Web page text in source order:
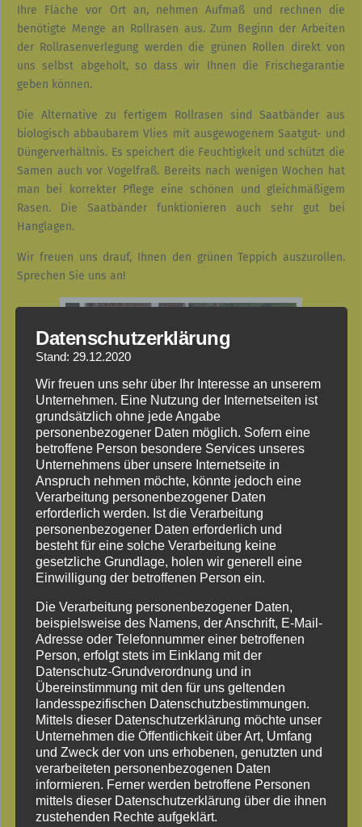
Ihre Fläche vor Ort an, nehmen Aufmaß und rechnen die
benötigte Menge an Rollrasen aus. Zum Beginn der Arbeiten
der Rollrasenverlegung werden die grünen Rollen direkt von
uns selbst abgeholt, so dass wir Ihnen die Frischegarantie
geben können.
Die Alternative zu fertigem Rollrasen sind Saatbänder aus
biologisch abbaubarem Vlies mit ausgewogenem Saatgut- und
Düngerverhältnis. Es speichert die Feuchtigkeit und schützt die
Samen auch vor Vogelfraß. Bereits nach wenigen Wochen hat
man bei korrekter Pflege eine schönen und gleichmäßigem
Rasen. Die Saatbänder funktionieren auch sehr gut bei
Hanglagen.
Wir freuen uns drauf, Ihnen den grünen Teppich auszurollen.
Sprechen Sie uns an!
Grünflächen mit Rollrasen
Blumenwiese aus Rollsaatband
Datenschutzerklärung
Stand: 29.12.2020
Wir freuen uns sehr über Ihr Interesse an unserem
Unternehmen. Eine Nutzung der Internetseiten ist
grundsätzlich ohne jede Angabe
personenbezogener Daten möglich. Sofern eine
betroffene Person besondere Services unseres
Unternehmens über unsere Internetseite in
Anspruch nehmen möchte, könnte jedoch eine
Verarbeitung personenbezogener Daten
erforderlich werden. Ist die Verarbeitung
personenbezogener Daten erforderlich und
besteht für eine solche Verarbeitung keine
gesetzliche Grundlage, holen wir generell eine
Einwilligung der betroffenen Person ein.
Die Verarbeitung personenbezogener Daten,
beispielsweise des Namens, der Anschrift, E-Mail-
Adresse oder Telefonnummer einer betroffenen
Person, erfolgt stets im Einklang mit der
Datenschutz-Grundverordnung und in
Übereinstimmung mit den für uns geltenden
landesspezifischen Datenschutzbestimmungen.
Mittels dieser Datenschutzerklärung möchte unser
Unternehmen die Öffentlichkeit über Art, Umfang
und Zweck der von uns erhobenen, genutzten und
verarbeiteten personenbezogenen Daten
informieren. Ferner werden betroffene Personen
mittels dieser Datenschutzerklärung über die ihnen
zustehenden Rechte aufgeklärt.